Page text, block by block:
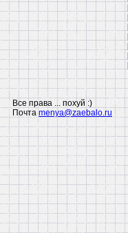
Все права ... похуй :)
Почта menya@zaebalo.ru